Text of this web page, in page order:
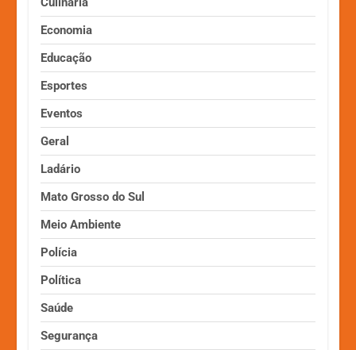
Economia
Educação
Esportes
Eventos
Geral
Ladário
Mato Grosso do Sul
Meio Ambiente
Polícia
Política
Saúde
Segurança